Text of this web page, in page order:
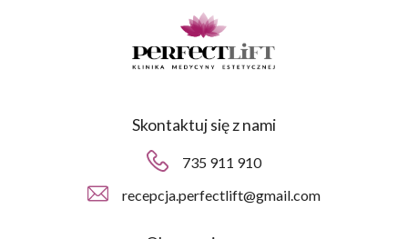
Skontaktuj się z nami
735 911 910
recepcja.perfectlift@gmail.com